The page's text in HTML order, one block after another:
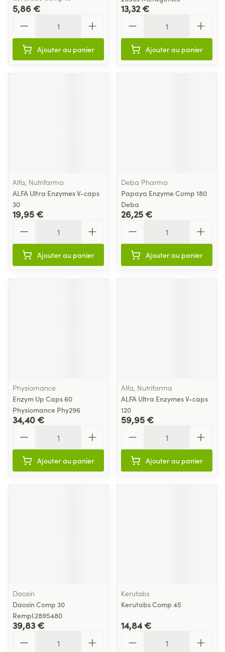
5,86 €
Ajouter au panier
13,32 €
Ajouter au panier
Alfa, Nutrifarma
ALFA Ultra Enzymes V-caps
30
19,95 €
Ajouter au panier
Deba Pharma
Papaya Enzyme Comp 180
Deba
26,25 €
Ajouter au panier
Physiomance
Enzym Up Caps 60
Physiomance Phy296
34,40 €
Ajouter au panier
Alfa, Nutrifarma
ALFA Ultra Enzymes V-caps
120
59,95 €
Ajouter au panier
Daosin
Daosin Comp 30
Rempl.2895480
39,83 €
Kerutabs
Kerutabs Comp 45
14,84 €